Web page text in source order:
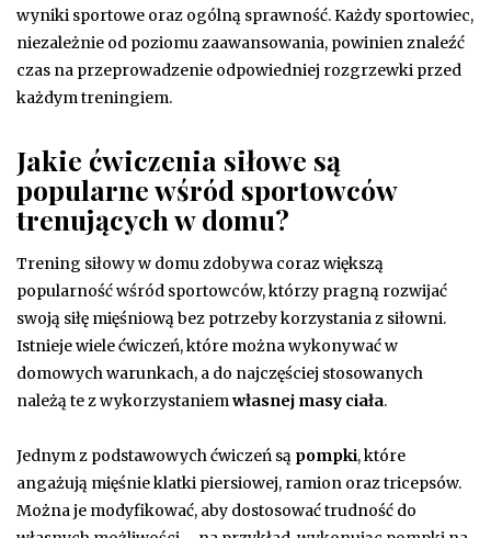
wyniki sportowe oraz ogólną sprawność. Każdy sportowiec,
niezależnie od poziomu zaawansowania, powinien znaleźć
czas na przeprowadzenie odpowiedniej rozgrzewki przed
każdym treningiem.
Jakie ćwiczenia siłowe są
popularne wśród sportowców
trenujących w domu?
Trening siłowy w domu zdobywa coraz większą
popularność wśród sportowców, którzy pragną rozwijać
swoją siłę mięśniową bez potrzeby korzystania z siłowni.
Istnieje wiele ćwiczeń, które można wykonywać w
domowych warunkach, a do najczęściej stosowanych
należą te z wykorzystaniemwłasnej masy ciała.
Jednym z podstawowych ćwiczeń są pompki, które
angażują mięśnie klatki piersiowej, ramion oraz tricepsów.
Można je modyfikować, aby dostosować trudność do